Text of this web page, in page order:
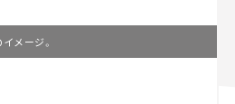
メージ。